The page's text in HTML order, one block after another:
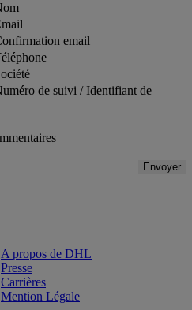
email
de suivi / Identifiant de
Envoyer
A propos de DHL
Presse
Carrières
Mention Légale